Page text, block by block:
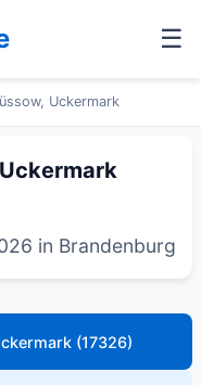
☰
Uckermark
in Brandenburg
(17326)